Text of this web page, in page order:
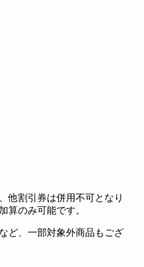
他割引券は併用不可となり
算のみ可能です。
ど、一部対象外商品もござ